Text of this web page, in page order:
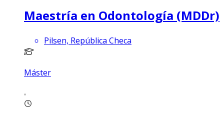
Maestría en Odontología (MDDr)
Pilsen, República Checa
Máster